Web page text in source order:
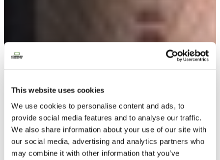
This website uses cookies
We use cookies to personalise content and ads, to
provide social media features and to analyse our traffic.
We also share information about your use of our site with
our social media, advertising and analytics partners who
may combine it with other information that you’ve